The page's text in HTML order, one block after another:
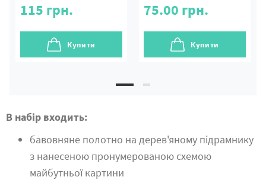
115 грн.
Купити
75.00 грн.
Купити
В набір входить:
бавовняне полотно на дерев'яному підрамнику
з нанесеною пронумерованою схемою
майбутньої картини